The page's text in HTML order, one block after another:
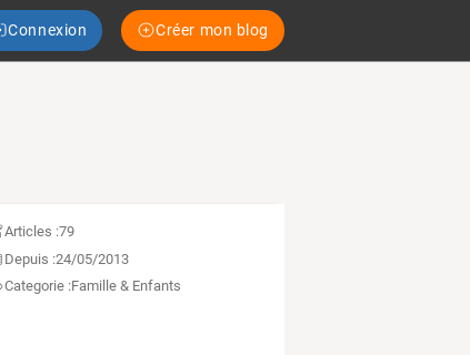
Connexion Créer mon blog
Articles :79
Depuis :24/05/2013
Categorie :Famille & Enfants